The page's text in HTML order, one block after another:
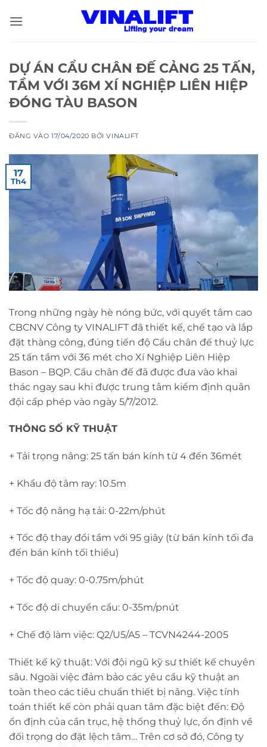
qua
DỰ ÁN CẨU CHÂN ĐẾ CẢNG 25 TẤN,
TẦM VỚI 36M XÍ NGHIỆP LIÊN HIỆP
ĐÓNG TÀU BASON
ĐĂNG VÀO17/04/2020 BỞIVINALIFT
17
Th4
Trong những ngày hè nóng bức, với quyết tâm cao
CBCNV Công ty VINALIFT đã thiết kế, chế tạo và lắp
đặt thàng công, đúng tiến độ Cẩu chân đế thuỷ lực
25 tấn tầm với 36 mét cho Xí Nghiệp Liên Hiệp
Bason – BQP. Cẩu chân đế đã được đưa vào khai
thác ngay sau khi được trung tâm kiểm định quân
đội cấp phép vào ngày 5/7/2012.
THÔNG SỐ KỸ THUẬT
+ Tải trọng nâng: 25 tấn bán kính từ 4 đến 36mét
+ Khẩu độ tâm ray: 10.5m
+ Tốc độ nâng hạ tải: 0-22m/phút
+ Tốc độ thay đổi tầm với 95 giây (từ bán kính tối đa
đến bán kính tối thiểu)
+ Tốc độ quay: 0-0.75m/phút
+ Tốc độ di chuyển cẩu: 0-35m/pnút
+ Chế độ làm việc: Q2/U5/A5 – TCVN4244-2005
Thiết kế kỹ thuật: Với đội ngũ kỹ sư thiết kế chuyên
sâu. Ngoài việc đảm bảo các yêu cầu kỹ thuật an
toàn theo các tiêu chuẩn thiết bị nâng. Việc tính
toán thiết kế còn phải quan tâm đặc biệt đến: Độ
ổn định của cần trục, hệ thống thuỷ lực, ổn định về
đối trọng do đặt lệch tâm… Trên cơ sở đó, Công ty